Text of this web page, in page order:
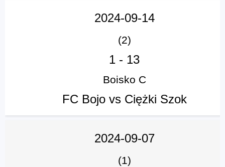
2024-09-14
(2)
1 - 13
Boisko C
FC Bojo vs Ciężki Szok
2024-09-07
(1)